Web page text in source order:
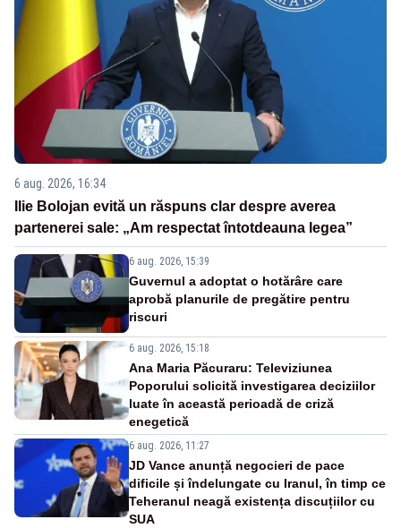
6 aug. 2026, 16:34
Ilie Bolojan evită un răspuns clar despre averea
partenerei sale: „Am respectat întotdeauna legea”
6 aug. 2026, 15:39
Guvernul a adoptat o hotărâre care
aprobă planurile de pregătire pentru
riscuri
6 aug. 2026, 15:18
Ana Maria Păcuraru: Televiziunea
Poporului solicită investigarea deciziilor
luate în această perioadă de criză
enegetică
6 aug. 2026, 11:27
JD Vance anunță negocieri de pace
dificile și îndelungate cu Iranul, în timp ce
Teheranul neagă existența discuțiilor cu
SUA